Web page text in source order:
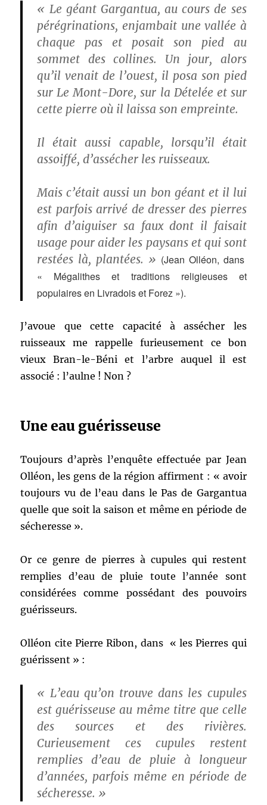
« Le géant Gargantua, au cours de ses
pérégrinations, enjambait une vallée à
chaque pas et posait son pied au
sommet des collines. Un jour, alors
qu’il venait de l’ouest, il posa son pied
sur Le Mont-Dore, sur la Dételée et sur
cette pierre où il laissa son empreinte.
Il était aussi capable, lorsqu’il était
assoiffé, d’assécher les ruisseaux.
Mais c’était aussi un bon géant et il lui
est parfois arrivé de dresser des pierres
afin d’aiguiser sa faux dont il faisait
usage pour aider les paysans et qui sont
restées là, plantées. » (Jean Olléon, dans
« Mégalithes et traditions religieuses et
populaires en Livradois et Forez »).
J’avoue que cette capacité à assécher les
ruisseaux me rappelle furieusement ce bon
vieux Bran-le-Béni et l’arbre auquel il est
associé : l’aulne ! Non ?
Une eau guérisseuse
Toujours d’après l’enquête effectuée par Jean
Olléon, les gens de la région affirment : « avoir
toujours vu de l’eau dans le Pas de Gargantua
quelle que soit la saison et même en période de
sécheresse ».
Or ce genre de pierres à cupules qui restent
remplies d’eau de pluie toute l’année sont
considérées comme possédant des pouvoirs
guérisseurs.
Olléon cite Pierre Ribon, dans « les Pierres qui
guérissent » :
« L’eau qu’on trouve dans les cupules
est guérisseuse au même titre que celle
des sources et des rivières.
Curieusement ces cupules restent
remplies d’eau de pluie à longueur
d’années, parfois même en période de
sécheresse. »